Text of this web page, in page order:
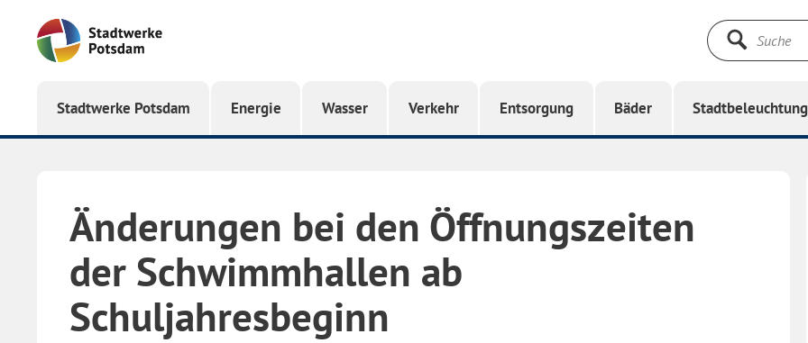
Startseite
Suche
Stadtwerke Potsdam Energie Wasser Verkehr Entsorgung Bäder Stadtbeleuchtung
Änderungen bei den Öffnungszeiten
der Schwimmhallen ab
Schuljahresbeginn